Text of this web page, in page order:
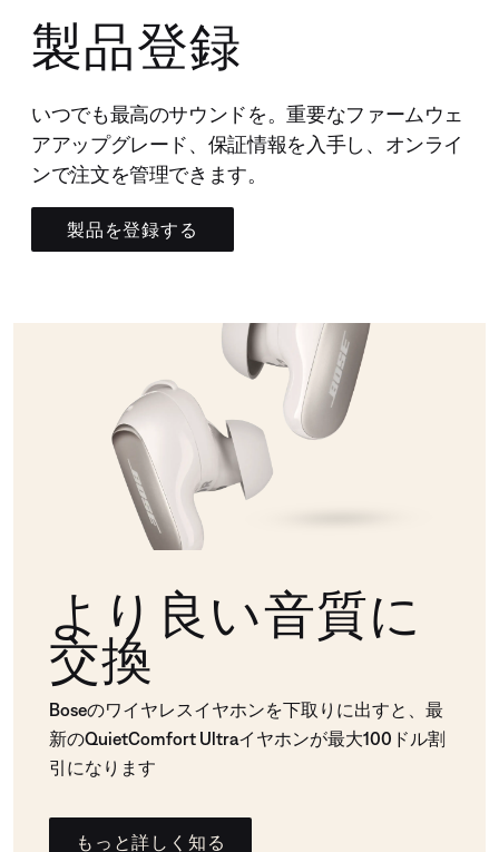
製品登録
いつでも最高のサウンドを。重要なファームウェ
アアップグレード、保証情報を入手し、オンライ
ンで注文を管理できます。
製品を登録する
より良い音質に
交換
Boseのワイヤレスイヤホンを下取りに出すと、最
新のQuietComfort Ultraイヤホンが最大100ドル割
引になります
もっと詳しく知る